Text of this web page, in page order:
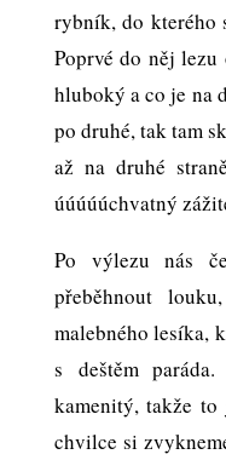
rybník, do kterého
Poprvé do něj
hluboký a co je na
po druhé, tak tam
až na druhé
úúúúúchvatný
Po výlezu nás
přeběhnout
malebného lesíka,
s deštěm
kamenitý, takže
chvilce si